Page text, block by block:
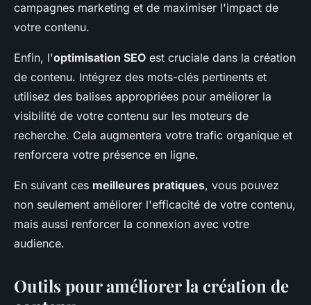
campagnes marketing et de maximiser l'impact de
votre contenu.
Enfin, l'optimisation SEO est cruciale dans la création
de contenu. Intégrez des mots-clés pertinents et
utilisez des balises appropriées pour améliorer la
visibilité de votre contenu sur les moteurs de
recherche. Cela augmentera votre trafic organique et
renforcera votre présence en ligne.
En suivant ces meilleures pratiques, vous pouvez
non seulement améliorer l'efficacité de votre contenu,
mais aussi renforcer la connexion avec votre
audience.
Outils pour améliorer la création de